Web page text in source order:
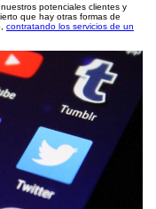
potenciales clientes y
que hay otras formas de
contratando los servicios de un